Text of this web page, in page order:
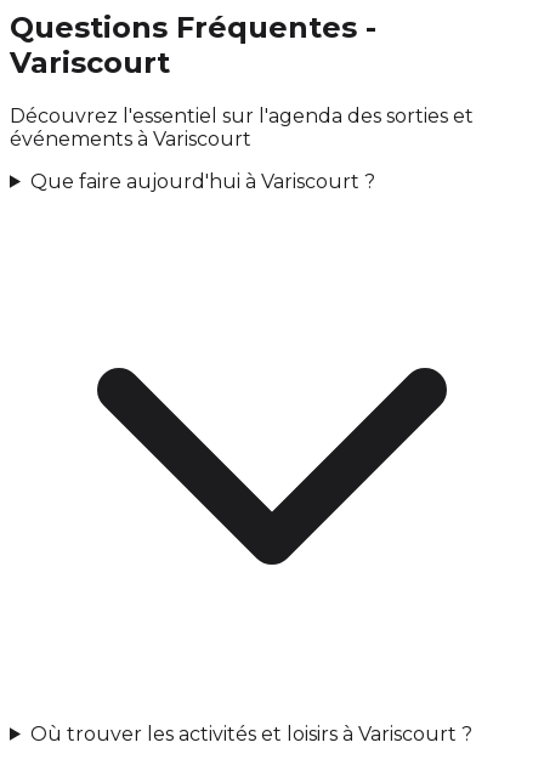
Questions Fréquentes -
Variscourt
Découvrez l'essentiel sur l'agenda des sorties et
événements à Variscourt
Que faire aujourd'hui à Variscourt ?
Où trouver les activités et loisirs à Variscourt ?